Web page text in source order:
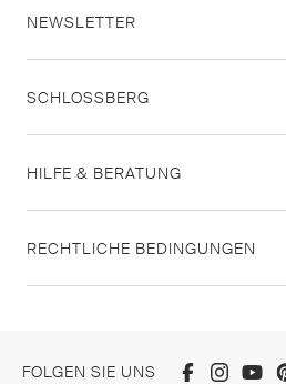
NEWSLETTER
SCHLOSSBERG
HILFE & BERATUNG
RECHTLICHE BEDINGUNGEN
FOLGEN SIE UNS